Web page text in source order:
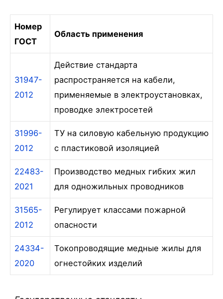
Номер
ГОСТ
Область применения
31947-
2012
Действие стандарта
распространяется на кабели,
применяемые в электроустановках,
проводке электросетей
31996-
2012
ТУ на силовую кабельную продукцию
с пластиковой изоляцией
22483-
2021
Производство медных гибких жил
для одножильных проводников
31565-
2012
Регулирует классами пожарной
опасности
24334-
2020
Токопроводящие медные жилы для
огнестойких изделий